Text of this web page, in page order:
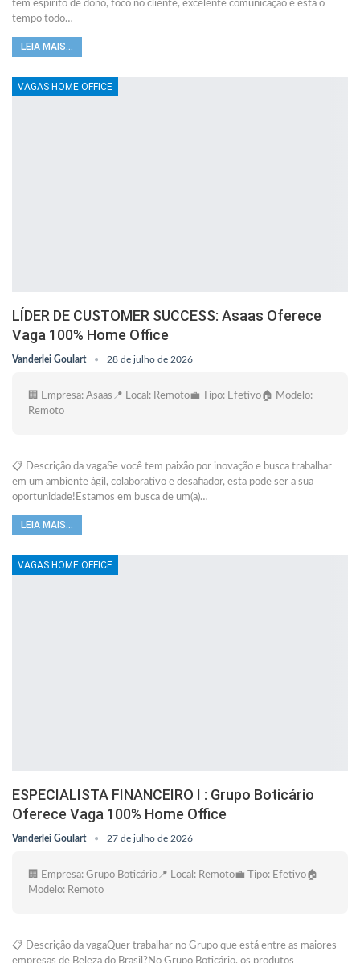
tem espírito de dono, foco no cliente, excelente comunicação e está o
tempo todo…
LEIA MAIS...
VAGAS HOME OFFICE
LÍDER DE CUSTOMER SUCCESS: Asaas Oferece
Vaga 100% Home Office
Vanderlei Goulart 28 de julho de 2026
🏢 Empresa: Asaas📍 Local: Remoto💼 Tipo: Efetivo🏠 Modelo:
Remoto
📋 Descrição da vagaSe você tem paixão por inovação e busca trabalhar
em um ambiente ágil, colaborativo e desafiador, esta pode ser a sua
oportunidade!Estamos em busca de um(a)…
LEIA MAIS...
VAGAS HOME OFFICE
ESPECIALISTA FINANCEIRO I : Grupo Boticário
Oferece Vaga 100% Home Office
Vanderlei Goulart 27 de julho de 2026
🏢 Empresa: Grupo Boticário📍 Local: Remoto💼 Tipo: Efetivo🏠
Modelo: Remoto
📋 Descrição da vagaQuer trabalhar no Grupo que está entre as maiores
empresas de Beleza do Brasil?No Grupo Boticário, os produtos